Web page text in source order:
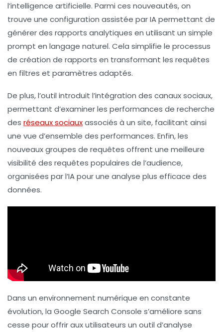
l’intelligence artificielle. Parmi ces nouveautés, on
trouve une configuration assistée par IApermettant de
générer des rapports analytiques en utilisant un simple
prompt en langage naturel. Cela simplifie le processus
de création de rapports en transformant les requêtes
en filtres et paramètres adaptés.
De plus, l’outil introduit l’intégration des canaux sociaux,
permettant d’examiner les performances de recherche
des réseaux sociauxassociés à un site, facilitant ainsi
une vue d’ensemble des performances. Enfin, les
nouveauxgroupes de requêtes offrent une meilleure
visibilité des requêtes populaires de l’audience,
organisées par l’IA pour une analyse plus efficace des
données.
Dans un environnement numérique en constante
évolution, la Google Search Console s’améliore sans
cesse pour offrir aux utilisateurs un outil d’analyse